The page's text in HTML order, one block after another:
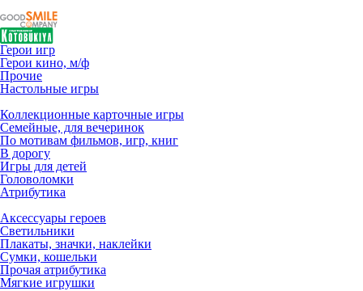
Герои игр
Герои кино, м/ф
Прочие
Настольные игры
Коллекционные карточные игры
Семейные, для вечеринок
По мотивам фильмов, игр, книг
В дорогу
Игры для детей
Головоломки
Атрибутика
Аксессуары героев
Светильники
Плакаты, значки, наклейки
Сумки, кошельки
Прочая атрибутика
Мягкие игрушки